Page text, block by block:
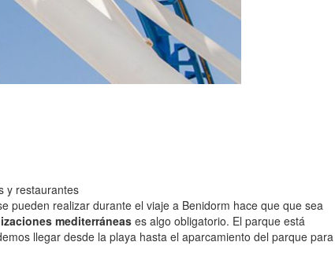
y restaurantes
pueden realizar durante el viaje a Benidorm hace que que sea
mediterráneases algo obligatorio. El parque está
llegar desde la playa hasta el aparcamiento del parque para